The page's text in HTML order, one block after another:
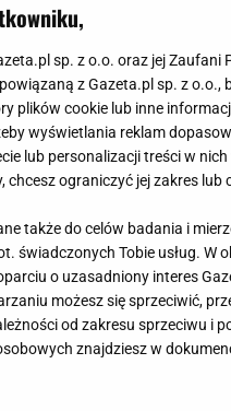
sp. z o.o. oraz jej Zaufani
z Gazeta.pl sp. z
plików cookie lub inne
wyświetlania reklam
lub personalizacji treści w
ograniczyć jej zakres
także do celów badania i
świadczonych Tobie usług.
o uzasadniony interes
możesz się sprzeciwić,
od zakresu sprzeciwu i
znajdziesz w